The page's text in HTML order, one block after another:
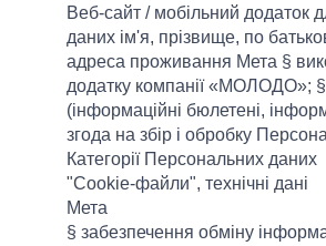
Веб-сайт / мобільний додаток
даних ім'я, прізвище, по
адреса проживання Мета §
додатку компанії «МОЛОДО»;
(інформаційні бюлетені,
згода на збір і обробку
Категорії Персональних даних
"Cookie-файли", технічні дані
Мета
§ забезпечення обміну